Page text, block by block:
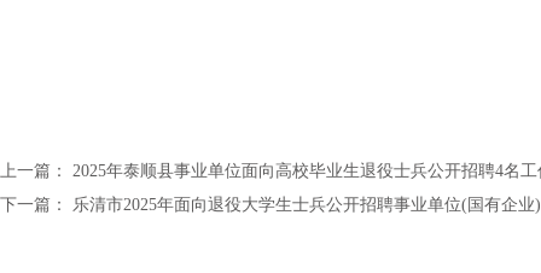
上一篇： 2025年泰顺县事业单位面向高校毕业生退役士兵公开招聘4名
下一篇： 乐清市2025年面向退役大学生士兵公开招聘事业单位(国有企